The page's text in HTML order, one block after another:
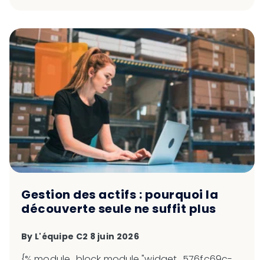
Gestion des actifs : pourquoi la
découverte seule ne suffit plus
By L'équipe C2 8 juin 2026